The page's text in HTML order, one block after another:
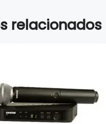
relacionados